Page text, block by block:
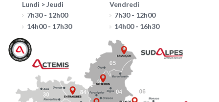
Lundi > Jeudi
7h30 - 12h00
14h00 - 17h30
Vendredi
7h30 - 12h00
14h00 - 16h30